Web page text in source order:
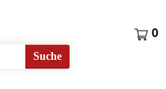
Suche
0